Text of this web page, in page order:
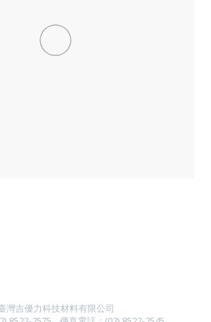
灣吉優力科技材料有限公司